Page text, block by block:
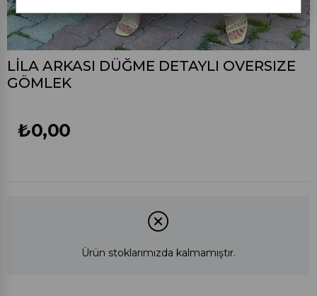
LİLA ARKASI DÜĞME DETAYLI OVERSIZE
GÖMLEK
₺0,00
Ürün stoklarımızda kalmamıştır.